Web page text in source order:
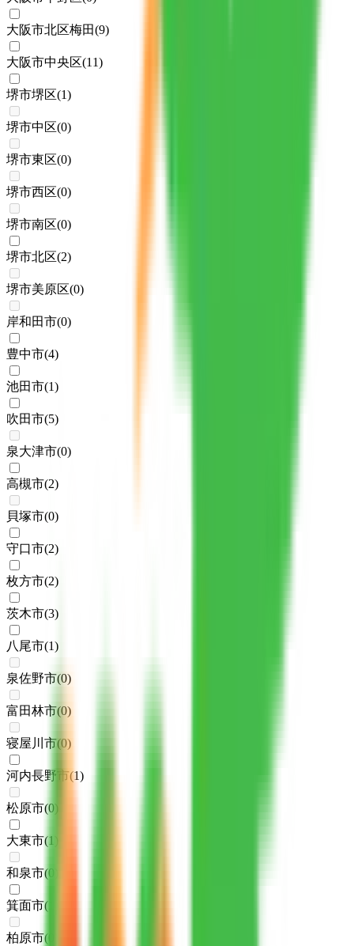
大阪市北区梅田(9)
大阪市中央区(11)
堺市堺区(1)
堺市中区(0)
堺市東区(0)
堺市西区(0)
堺市南区(0)
堺市北区(2)
堺市美原区(0)
岸和田市(0)
豊中市(4)
池田市(1)
吹田市(5)
泉大津市(0)
高槻市(2)
貝塚市(0)
守口市(2)
枚方市(2)
茨木市(3)
八尾市(1)
泉佐野市(0)
富田林市(0)
寝屋川市(0)
河内長野市(1)
松原市(0
大東市(1
和泉市(0
箕面市(
柏原市(